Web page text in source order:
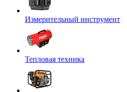
Измерительный инструмент
Тепловая техника